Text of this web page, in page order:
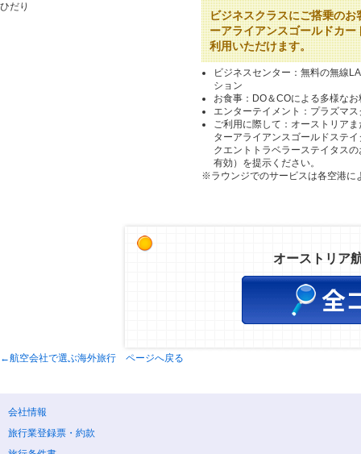
ひだり
ビジネスクラスにご搭乗の
ーアライアンスゴールドカ
利用いただけます。
ビジネスセンター：無料の無線
ション
お食事：DO＆COによる多様な
エンターテイメント：プラズマ
ご利用に際して：オーストリア
ターアライアンスゴールドステ
クエントトラベラーステイタス
有効）を提示ください。
※ラウンジでのサービスは各空港に
オーストリア
←航空会社で選ぶ海外旅行 ページへ戻る
会社情報
旅行業登録票・約款